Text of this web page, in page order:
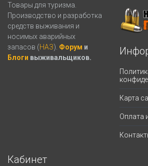
Товары для туризма.
Производство и разработка
средств выживания и
носимых аварийных
запасов (НАЗ). Форум и
Блоги выживальщиков.
Карта
Оплата
Кабинет